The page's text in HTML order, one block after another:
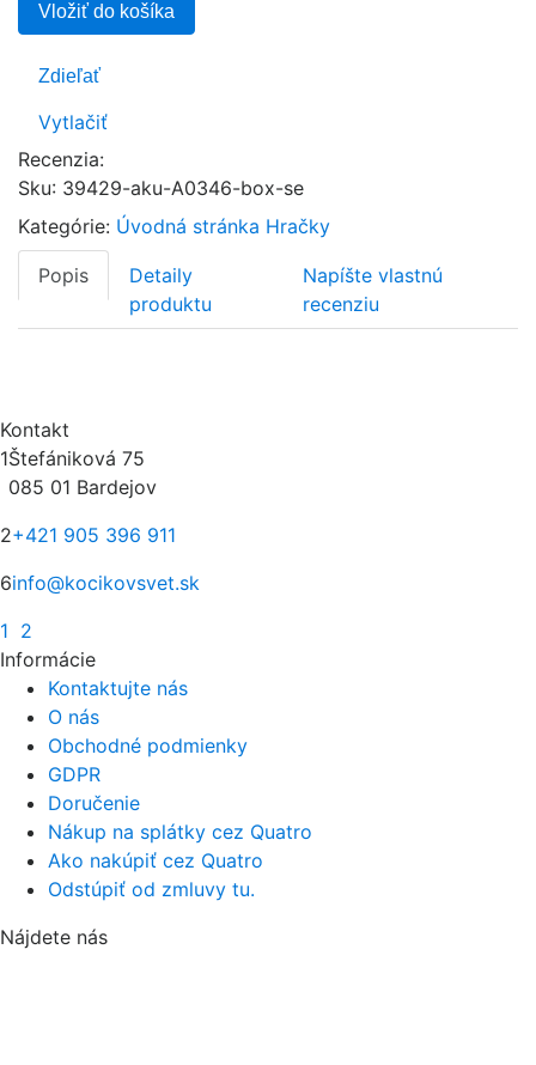
Vložiť do košíka
Zdieľať
Vytlačiť
Recenzia:
Sku: 39429-aku-A0346-box-se
Kategórie: Úvodná stránka Hračky
Popis
Detaily
produktu
Napíšte vlastnú
recenziu
Kontakt
1Štefániková 75
085 01 Bardejov
2+421 905 396 911
6info@kocikovsvet.sk
1 2
Informácie
Kontaktujte nás
O nás
Obchodné podmienky
GDPR
Doručenie
Nákup na splátky cez Quatro
Ako nakúpiť cez Quatro
Odstúpiť od zmluvy tu.
Nájdete nás